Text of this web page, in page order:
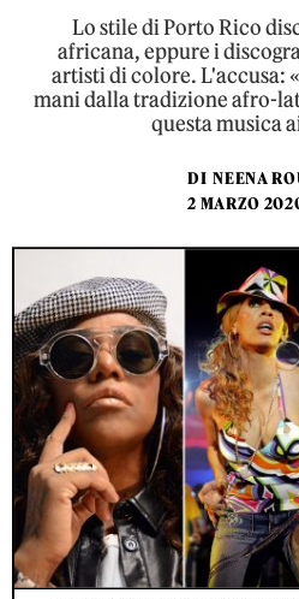
Lo stile di Porto Rico
africana, eppure i
artisti di colore. L'accusa:
mani dalla tradizione afro-
questa musica
DI NEENA
2 MARZO